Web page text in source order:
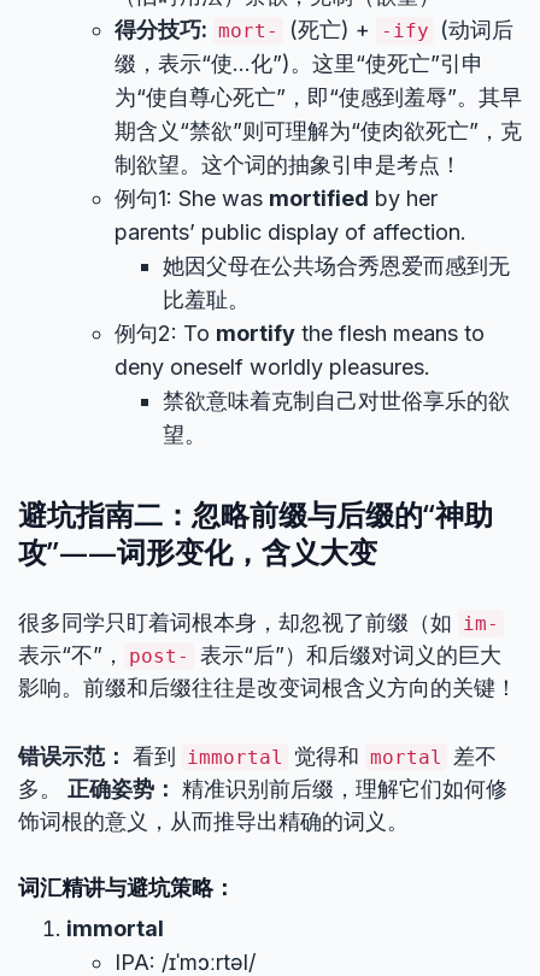
得分技巧: mort- (死亡) + -ify
(动词后
缀，表示“使…化”)。这里“使死亡”引申
为“使自尊心死亡”，即“使感到羞辱”。其早
期含义“禁欲”则可理解为“使肉欲死亡”，克
制欲望。这个词的抽象引申是考点！
例句1: She was mortified by her
parents’ public display of affection.
她因父母在公共场合秀恩爱而感到无
比羞耻。
例句2: To mortify the flesh means to
deny oneself worldly pleasures.
禁欲意味着克制自己对世俗享乐的欲
望。
避坑指南二：忽略前缀与后缀的“神助
攻”——词形变化，含义大变
很多同学只盯着词根本身，却忽视了前缀（如 im-
表示“不”， post-
表示“后”）和后缀对词义的巨大
影响。前缀和后缀往往是改变词根含义方向的关键！
错误示范： 看到 immortal 觉得和 mortal
差不
多。 正确姿势： 精准识别前后缀，理解它们如何修
饰词根的意义，从而推导出精确的词义。
词汇精讲与避坑策略：
immortal
IPA: /ɪˈmɔːrtəl/